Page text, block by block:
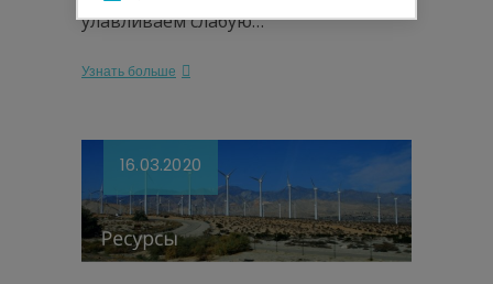
улавливаем слабую…
Узнать больше
16.03.2020